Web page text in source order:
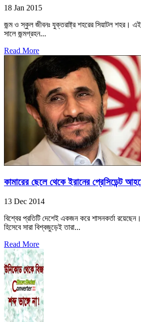
18 Jan 2015
জন্ম ও স্কুল জীবনঃ যুক্তরাষ্ট্র শহরের সিয়াটল শহর।
সালে জন্মগ্রহন...
Read More
কামারের ছেলে থেকে ইরানের প্রেসিডেন্ট
13 Dec 2014
বিশ্বের প্রতিটি দেশেই একজন করে শাসনকর্তা
হিসেবে সারা বিশ্বজুড়েই তারা...
Read More